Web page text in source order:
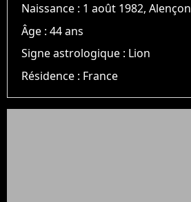
Naissance : 1 août 1982, Alençon
Âge :44 ans
Signe astrologique : Lion
Résidence : France